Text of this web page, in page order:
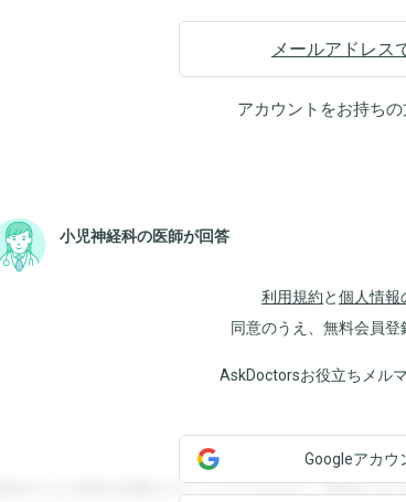
メールアドレス
アカウントをお持ちの
小児神経科の医師が回答
利用規約と個人情報
同意のうえ、無料会員
AskDoctorsお役立ちメル
登録すると回答を閲覧することができます。登録する
Googleアカウ